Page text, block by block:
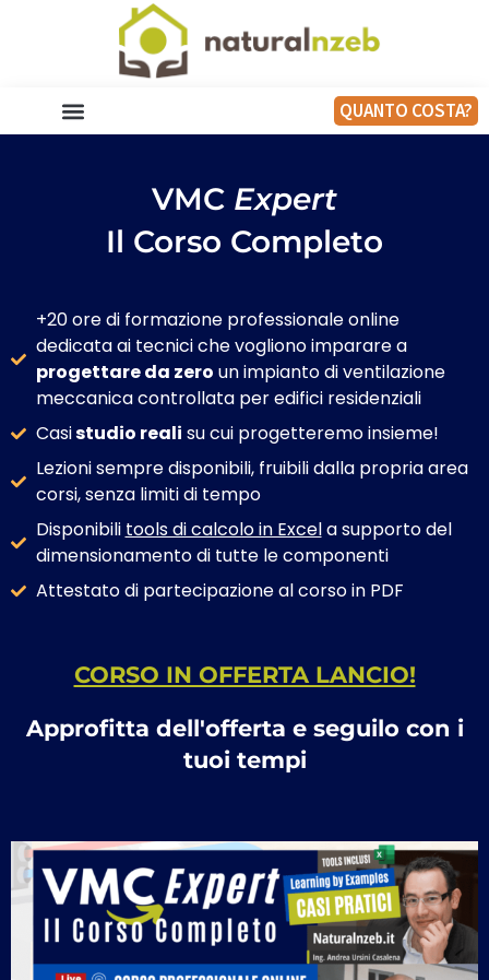
QUANTO COSTA?
VMC Expert
Il Corso Completo
+20 ore di formazione professionale online
dedicata ai tecnici che vogliono imparare a
progettare da zero un impianto di ventilazione
meccanica controllata per edifici residenziali
Casistudio reali su cui progetteremo insieme!
Lezioni sempre disponibili, fruibili dalla propria area
corsi, senza limiti di tempo
Disponibili tools di calcolo in Excela supporto del
dimensionamento di tutte le componenti
Attestato di partecipazione al corso in PDF
CORSO IN OFFERTA LANCIO!
Approfitta dell'offerta e seguilo con i
tuoi tempi